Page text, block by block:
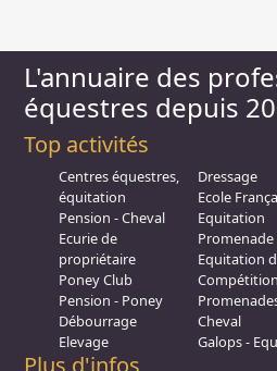
L'annuaire des
équestres depuis
Top activités
Centres équestres,
équitation
Pension - Cheval
Ecurie de
propriétaire
Poney Club
Pension - Poney
Débourrage
Elevage
Dressage
Ecole
Equitation
Promenade
Equitation
Cheval
Galops -
Plus d'infos